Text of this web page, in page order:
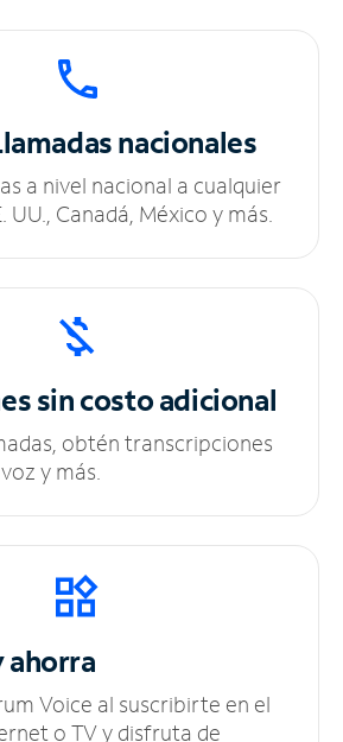
nacionales
a nivel nacional a cualquier
UU., Canadá, México y más.
sincosto adicional
obtén transcripciones
y más.
ahorra
Voice al suscribirte en el
o TV y disfruta de